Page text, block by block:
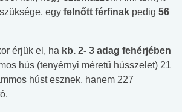
egy felnőtt férfinak pedig 56
érjük el, ha kb. 2- 3 adag fehérjében
hús (tenyérnyi méretű hússzelet) 21
húst esznek, hanem 227